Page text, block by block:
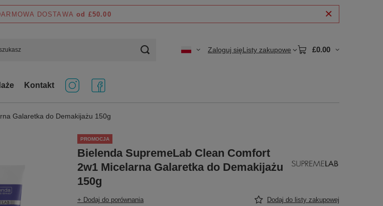
DOSTAWA od £50.00
Zaloguj sięListy zakupowe £0.00
Kontakt
Galaretka do Demakijażu 150g
PROMOCJA
Bielenda SupremeLab Clean Comfort
2w1 Micelarna Galaretka do Demakijażu
150g
+ Dodaj do porównania Dodaj do listy zakupowej